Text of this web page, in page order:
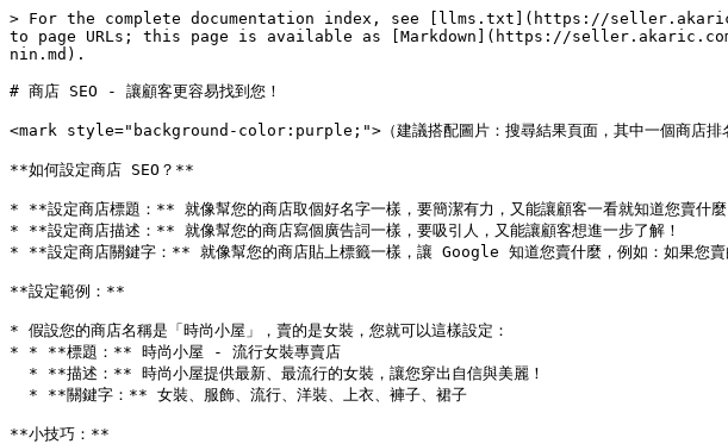
> For the complete documentation index, see [llms.txt](https://
to page URLs; this page is available as [Markdown](https://
nin.md).
# 商店 SEO - 讓顧客更容易找到您！
<mark style="background-color:purple;">（建議搭配圖片：搜尋結果頁面，其中一個商店排名
**如何設定商店 SEO？**
* **設定商店標題：** 就像幫您的商店取個好名字一樣，要簡潔有力，又能讓顧客一看就知道您賣什麼
* **設定商店描述：** 就像幫您的商店寫個廣告詞一樣，要吸引人，又能讓顧客想進一步了解！
* **設定商店關鍵字：** 就像幫您的商店貼上標籤一樣，讓 Google 知道您賣什麼，例如：如果您賣
**設定範例：**
* 假設您的商店名稱是「時尚小屋」，賣的是女裝，您就可以這樣設定：
* * **標題：** 時尚小屋 - 流行女裝專賣店
**小技巧：**